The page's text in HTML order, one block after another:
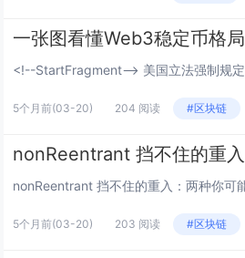
一张图看懂Web3稳定币格局
5个月前(03-20) 204 阅读 #区块链
5个月前(03-20) 203 阅读 #区块链